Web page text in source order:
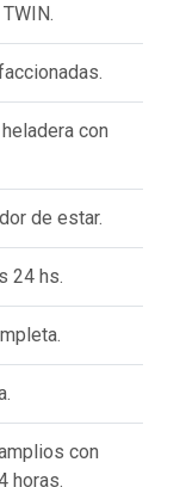
TWIN.
con
de estar.
24 hs.
con
horas.